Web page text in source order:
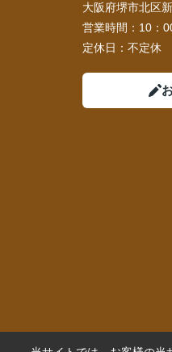
大阪府堺市北区
営業時間： 10：
定休日： 不定休